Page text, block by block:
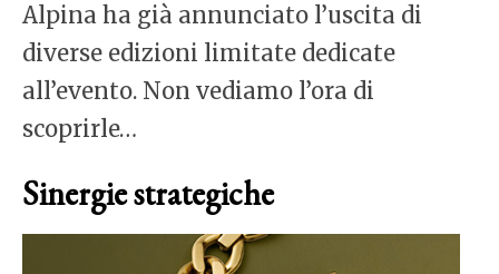
Alpina ha già annunciato l’uscita di
diverse edizioni limitate dedicate
all’evento. Non vediamo l’ora di
scoprirle…
Sinergie strategiche